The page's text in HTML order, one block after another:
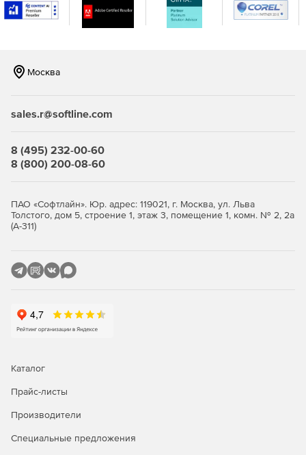
Комплексная система оповещения.
Любой сбой в
полное представление об IT-инфраструктуре и
удаленной работы с базами данных для
восстановления файлов.
9 благородных истин сетей, серверов и мониторинга
приложений (pdf)
WhatsUp Gold: Устранение сложностей управления вашей
IT-средой (pdf).
Москва
sales.r@softline.com
8 (495) 232-00-60
8 (800) 200-08-60
ПАО «Софтлайн». Юр. адрес: 119021, г. Москва, ул. Льва
Толстого, дом 5, строение 1, этаж 3, помещение 1, комн. № 2, 2а
(А-311)
Каталог
Прайс-листы
Производители
Специальные предложения